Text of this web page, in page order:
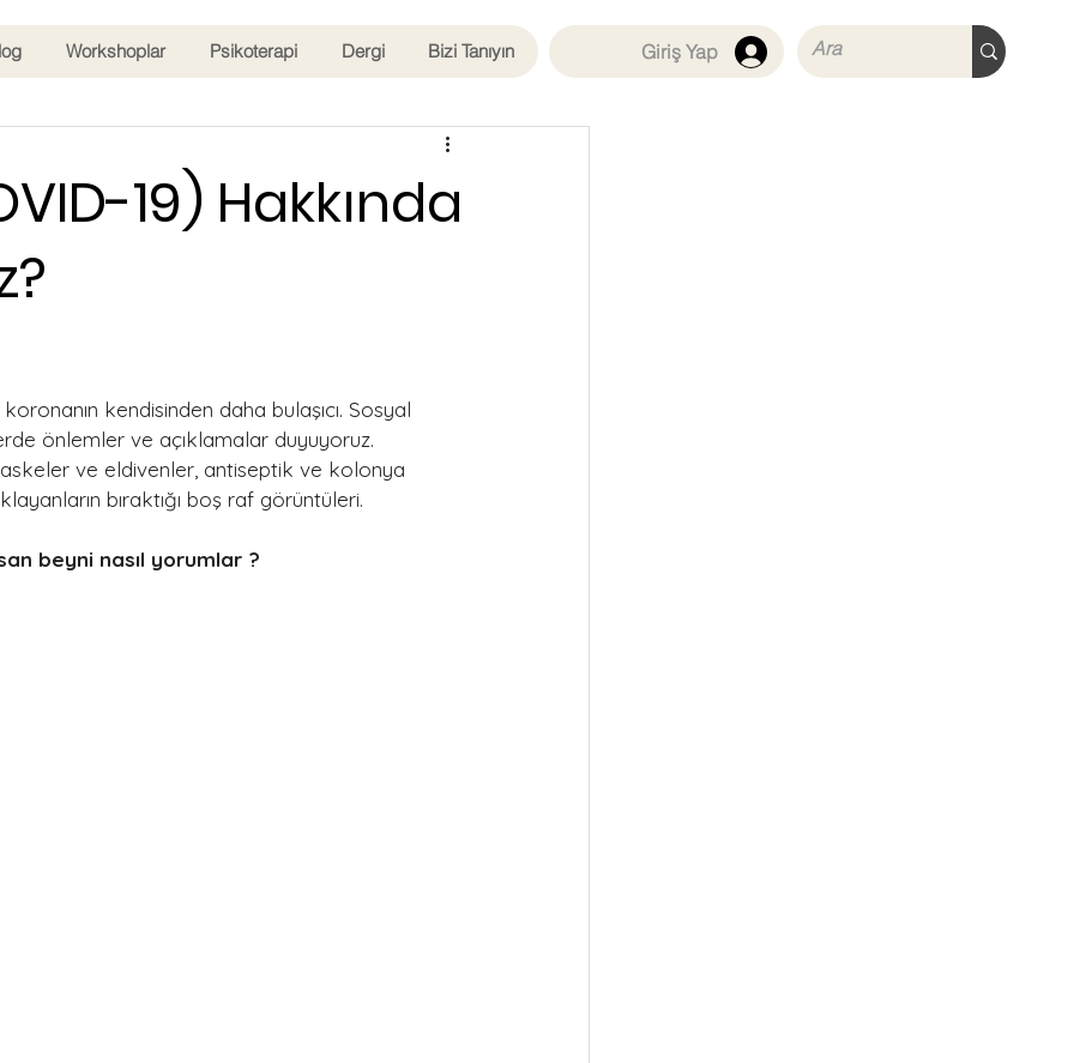
Workshoplar Psikoterapi Dergi Bizi Tanıyın Giriş Yap
19) Hakkında
kendisinden daha bulaşıcı. Sosyal
önlemler ve açıklamalar duyuyoruz.
ve eldivenler, antiseptik ve kolonya
bıraktığı boş raf görüntüleri.
beyni nasıl yorumlar ?